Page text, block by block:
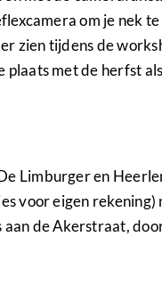
om je nek
zien tijdens de
met de herfst
Limburger en
voor eigen
de Akerstraat,